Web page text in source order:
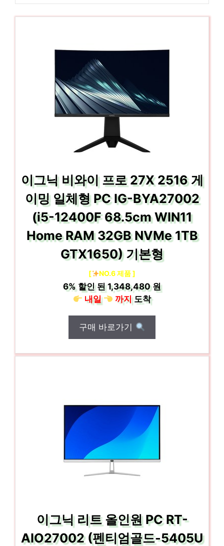
이그닉 비와이 프로 27X 2516 게
이밍 일체형 PC IG-BYA27002
(i5-12400F 68.5cm WIN11
Home RAM 32GB NVMe 1TB
GTX1650) 기본형
[ NO.6 제품 ]
6%할인 된1,348,480 원
내일
까지도착
구매 바로가기
이그닉 리트 올인원 PC RT-
AIO27002 (펜티엄골드-5405U